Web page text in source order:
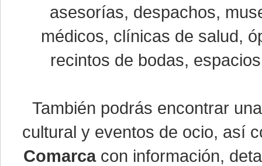
asesorías, despachos,
médicos, clínicas de salud,
recintos de bodas,
También podrás encontrar
cultural y eventos de ocio, así
Comarcacon información,